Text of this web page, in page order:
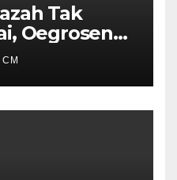
Tak
Oegroseno:
Aktif di
Panggil